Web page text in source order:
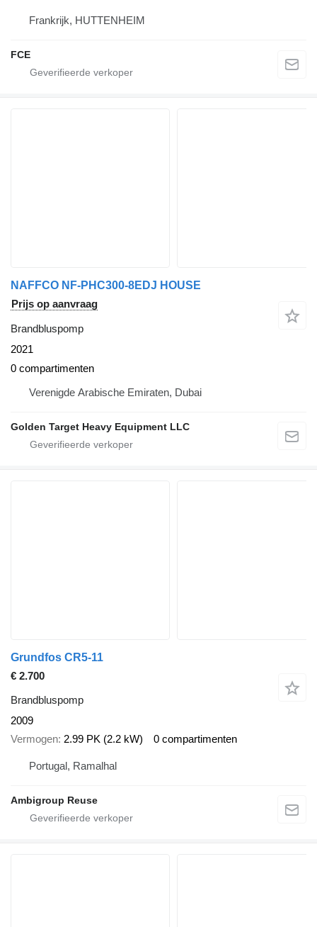
Frankrijk, HUTTENHEIM
FCE
NAFFCO NF-PHC300-8EDJ HOUSE
Prijs op aanvraag
Brandbluspomp
2021
0 compartimenten
Verenigde Arabische Emiraten, Dubai
Golden Target Heavy Equipment LLC
Grundfos CR5-11
€ 2.700
Brandbluspomp
2009
Vermogen 2.99 PK (2.2 kW) 0 compartimenten
Portugal, Ramalhal
Ambigroup Reuse